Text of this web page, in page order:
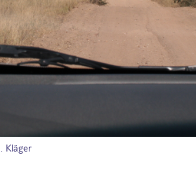
Kläger